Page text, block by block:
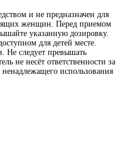
и не предназначен для
женщин. Перед приемом
указанную дозировку.
для детей месте.
Не следует превышать
не несёт ответственности за
использования